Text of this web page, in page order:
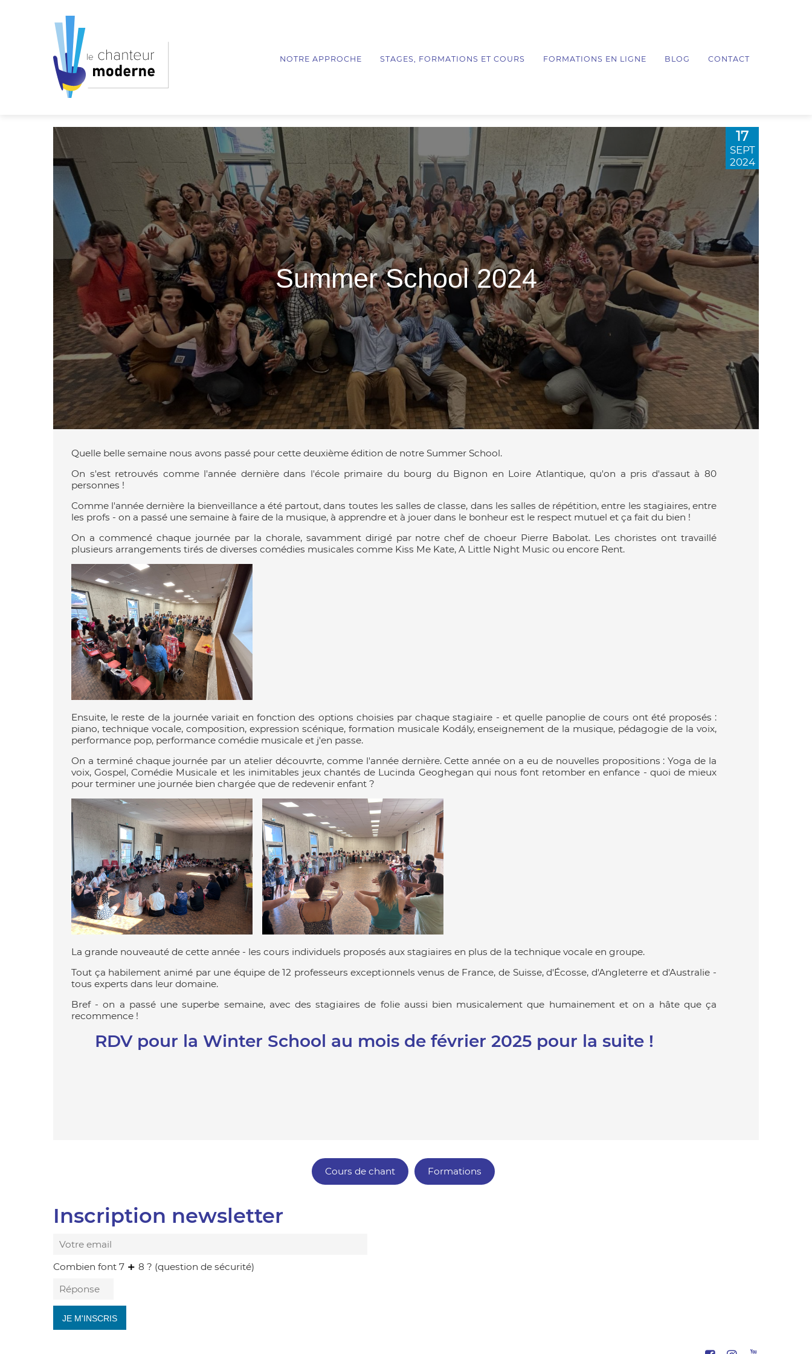
NOTRE APPROCHE STAGES, FORMATIONS ET COURS FORMATIONS EN LIGNE BLOG CONTACT
17
SEPT
2024
Summer School 2024
Quelle belle semaine nous avons passé pour cette deuxième édition de notre Summer School.
On s'est retrouvés comme l'année dernière dans l'école primaire du bourg du Bignon en Loire Atlantique, qu'on a pris d'assaut à 80
personnes !
Comme l'année dernière la bienveillance a été partout, dans toutes les salles de classe, dans les salles de répétition, entre les stagiaires, entre
les profs - on a passé une semaine à faire de la musique, à apprendre et à jouer dans le bonheur est le respect mutuel et ça fait du bien !
On a commencé chaque journée par la chorale, savamment dirigé par notre chef de choeur Pierre Babolat. Les choristes ont travaillé
plusieurs arrangements tirés de diverses comédies musicales comme Kiss Me Kate, A Little Night Music ou encore Rent.
Ensuite, le reste de la journée variait en fonction des options choisies par chaque stagiaire - et quelle panoplie de cours ont été proposés :
piano, technique vocale, composition, expression scénique, formation musicale Kodály, enseignement de la musique, pédagogie de la voix,
performance pop, performance comédie musicale et j'en passe.
On a terminé chaque journée par un atelier découvrte, comme l'année dernière. Cette année on a eu de nouvelles propositions : Yoga de la
voix, Gospel, Comédie Musicale et les inimitables jeux chantés de Lucinda Geoghegan qui nous font retomber en enfance - quoi de mieux
pour terminer une journée bien chargée que de redevenir enfant ?
La grande nouveauté de cette année - les cours individuels proposés aux stagiaires en plus de la technique vocale en groupe.
Tout ça habilement animé par une équipe de 12 professeurs exceptionnels venus de France, de Suisse, d'Écosse, d'Angleterre et d'Australie -
tous experts dans leur domaine.
Bref - on a passé une superbe semaine, avec des stagiaires de folie aussi bien musicalement que humainement et on a hâte que ça
recommence !
RDV pour la Winter School au mois de février 2025 pour la suite !
Cours de chant Formations
Inscription newsletter
Combien font 7 8 ? (question de sécurité)